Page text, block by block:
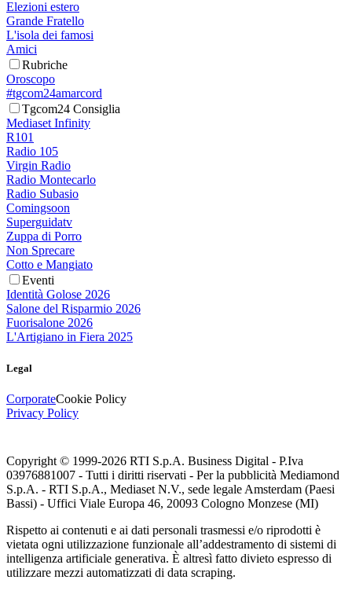
Elezioni estero
Grande Fratello
L'isola dei famosi
Amici
Rubriche
Oroscopo
#tgcom24amarcord
Tgcom24 Consiglia
Mediaset Infinity
R101
Radio 105
Virgin Radio
Radio Montecarlo
Radio Subasio
Comingsoon
Superguidatv
Zuppa di Porro
Non Sprecare
Cotto e Mangiato
Eventi
Identità Golose 2026
Salone del Risparmio 2026
Fuorisalone 2026
L'Artigiano in Fiera 2025
Legal
CorporateCookie Policy
Privacy Policy
Copyright © 1999-2026 RTI S.p.A. Business Digital - P.Iva
03976881007 - Tutti i diritti riservati - Per la pubblicità Mediamond
S.p.A. - RTI S.p.A., Mediaset N.V., sede legale Amsterdam (Paesi
Bassi) - Uffici Viale Europa 46, 20093 Cologno Monzese (MI)
Rispetto ai contenuti e ai dati personali trasmessi e/o riprodotti è
vietata ogni utilizzazione funzionale all’addestramento di sistemi di
intelligenza artificiale generativa. È altresì fatto divieto espresso di
utilizzare mezzi automatizzati di data scraping.